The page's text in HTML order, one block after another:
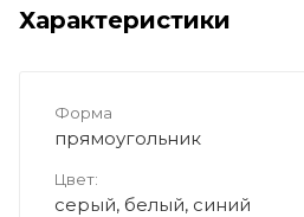
Характеристики
Форма
прямоугольник
Цвет:
серый, белый, синий